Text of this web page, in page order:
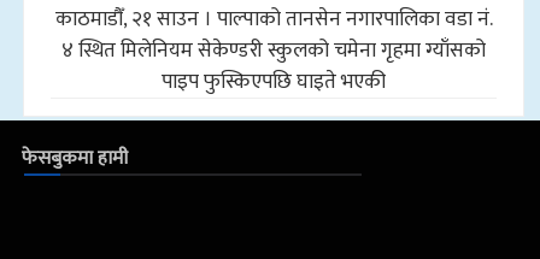
काठमाडौँ, २१ साउन । पाल्पाको तानसेन नगारपालिका वडा नं.
४ स्थित मिलेनियम सेकेण्डरी स्कुलको चमेना गृहमा ग्याँसको
पाइप फुस्किएपछि घाइते भएकी
फेसबुकमा हामी